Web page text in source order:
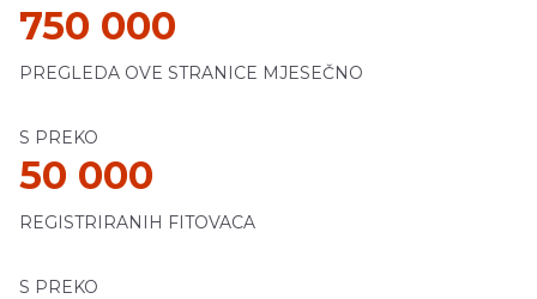
750 000
PREGLEDA OVE STRANICE MJESEČNO
S PREKO
50 000
REGISTRIRANIH FITOVACA
S PREKO